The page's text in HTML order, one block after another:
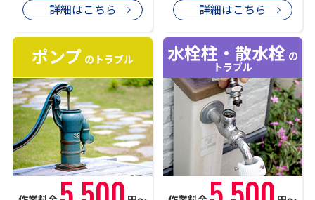
詳細はこちら 詳細はこちら
ポンプ のトラブル 水栓柱・散水栓 の
トラブル